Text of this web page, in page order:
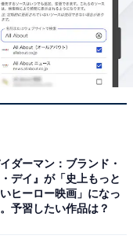
の人気商品5選
3」
イダーマン：ブランド・
デイ』が「史上もっと
ヒーロー映画」になっ
予習したい作品は？